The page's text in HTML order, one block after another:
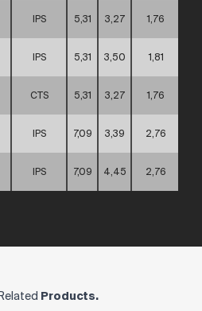
IPS 5,31 3,27 1,76
IPS 5,31 3,50 1,81
CTS 5,31 3,27 1,76
IPS 7,09 3,39 2,76
IPS 7,09 4,45 2,76
Products.